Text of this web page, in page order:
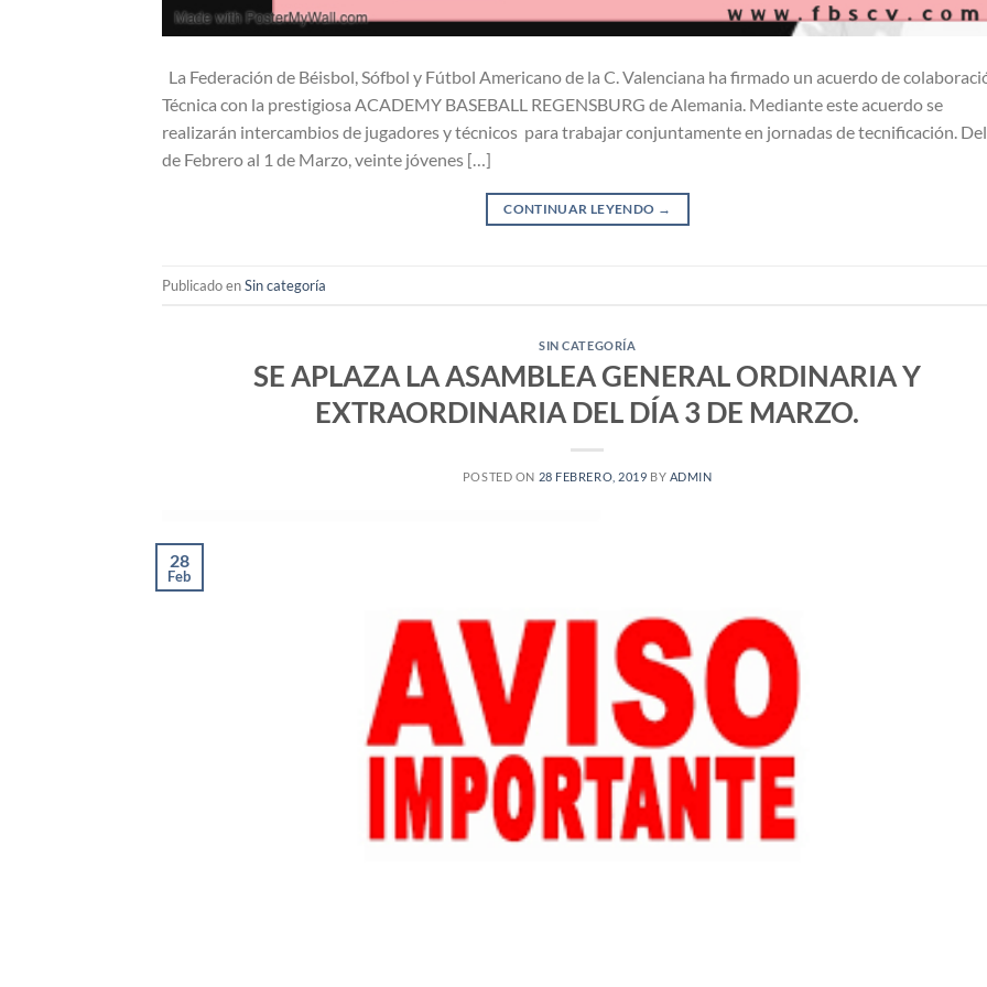
La Federación de Béisbol, Sófbol y Fútbol Americano de la C. Valenciana ha firmado un acuerdo de
Técnica con la prestigiosa ACADEMY BASEBALL REGENSBURG de Alemania. Mediante este acuerdo se
realizarán intercambios de jugadores y técnicos para trabajar conjuntamente en jornadas de tecnificación.
de Febrero al 1 de Marzo, veinte jóvenes […]
CONTINUAR LEYENDO →
Publicado enSin categoría
SIN CATEGORÍA
SE APLAZA LA ASAMBLEA GENERAL ORDINARIA Y
EXTRAORDINARIA DEL DÍA 3 DE MARZO.
POSTED ON 28 FEBRERO, 2019 BY ADMIN
28
Feb